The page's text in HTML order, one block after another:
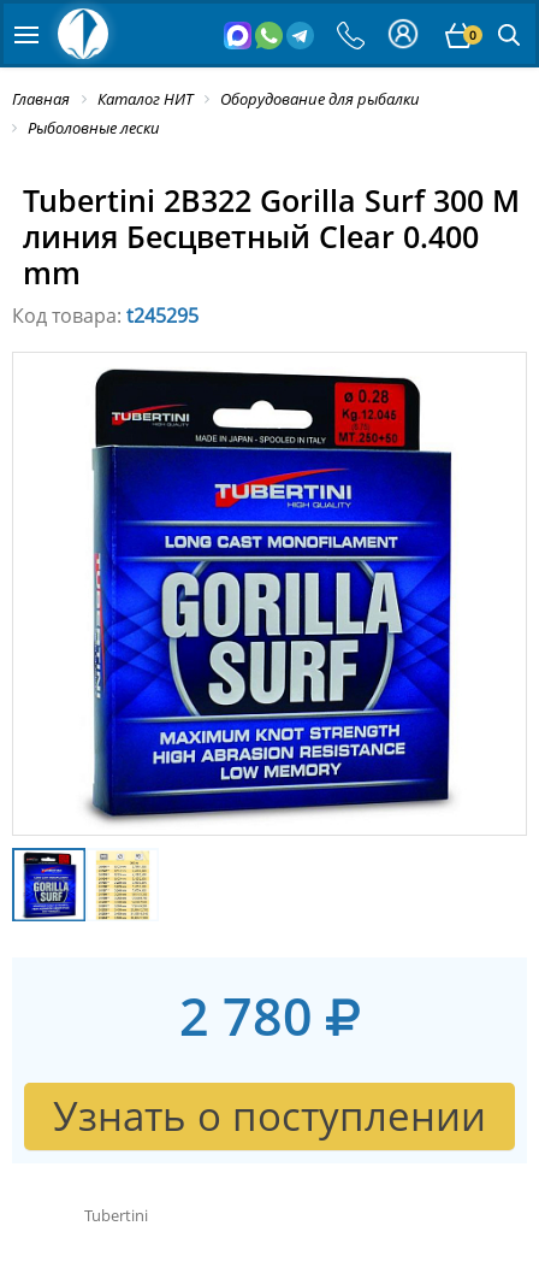
0
Главная Каталог НИТ
Оборудование для рыбалки
Рыболовные лески
Tubertini 2B322 Gorilla Surf 300 M
линия Бесцветный Clear 0.400
mm
Код товара: t245295
2 780
Узнать о поступлении
Tubertini